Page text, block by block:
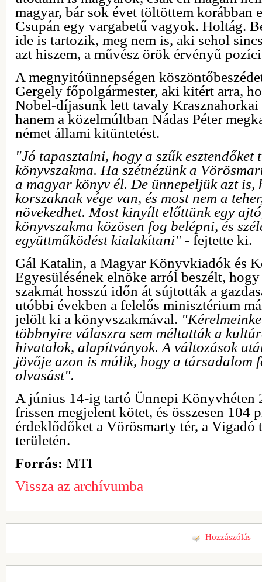
magyar, bár sok évet töltöttem korábban
Csupán egy vargabetű vagyok. Holtág.
ide is tartozik, meg nem is, aki sehol
azt hiszem, a művész örök érvényű
A megnyitóünnepségen
Gergely főpolgármester, aki kitért arra,
Nobel-díjasunk lett tavaly Krasznahorkai
hanem a közelmúltban Nádas Péter
német állami kitüntetést.
"Jó tapasztalni, hogy a szűk esztendőket
könyvszakma. Ha szétnézünk a
a magyar könyv él. De ünnepeljük azt is,
korszaknak vége van, és most nem a
növekedhet. Most kinyílt előttünk egy
könyvszakma közösen fog belépni, és
együttműködést kialakítani" - fejtette ki.
Gál Katalin, a Magyar Könyvkiadók és
Egyesülésének elnöke arról beszélt,
szakmát hosszú időn át sújtották a
utóbbi években a felelős minisztérium
jelölt ki a könyvszakmával.
többnyire válaszra sem méltatták a
hivatalok, alapítványok. A változások
jövője azon is múlik, hogy a társadalom
olvasást".
A június 14-ig tartó Ünnepi Könyvhéten
frissen megjelent kötet, és összesen 104
érdeklődőket a Vörösmarty tér, a Vigadó
területén.
Forrás: MTI
Vissza az archívumba
Hozzászólás